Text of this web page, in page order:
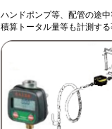
ハンドポンプ等、配管の途
積算トータル量等も計測す